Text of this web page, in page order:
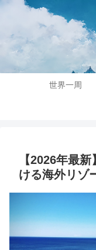
世界一周
【2026年最
ける海外リゾ